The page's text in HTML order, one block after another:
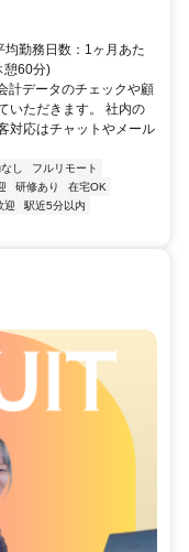
勤務日数：1ヶ月あた
憩60分)
計データのチェックや顧
いただきます。 社内の
対応はチャットやメール
し
フルリモート
研修あり
在宅OK
迎
駅近5分以内